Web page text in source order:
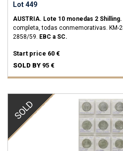
Lot 449
AUSTRIA. Lote 10 monedas 2 Shilling.
completa, todas conmemorativas. KM-
2858/59. EBC a SC.
Start price 60 €
SOLD BY 95 €
SOLD